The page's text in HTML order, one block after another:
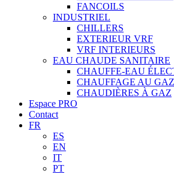
FANCOILS
INDUSTRIEL
CHILLERS
EXTERIEUR VRF
VRF INTERIEURS
EAU CHAUDE SANITAIRE
CHAUFFE-EAU
CHAUFFAGE AU GAZ
CHAUDIÈRES À GAZ
Espace PRO
Contact
FR
ES
EN
IT
PT